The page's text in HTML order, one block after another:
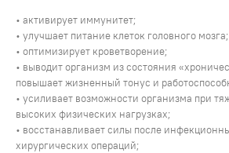
• активирует иммунитет;
• улучшает питание клеток головного мозга;
• оптимизирует кроветворение;
• выводит организм из состояния
повышает жизненный тонус и
• усиливает возможности организма при
высоких физических нагрузках;
• восстанавливает силы после
хирургических операций;